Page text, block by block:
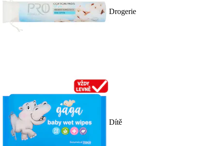
Drogerie
Dítě